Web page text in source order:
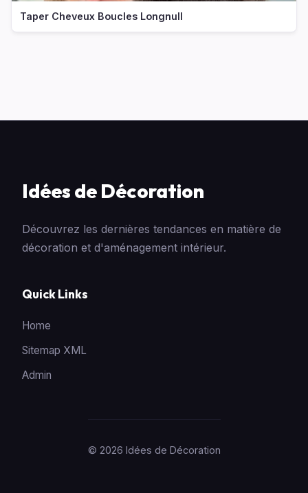
Taper Cheveux Boucles Longnull
Idées de Décoration
Découvrez les dernières tendances en matière de
décoration et d'aménagement intérieur.
Quick Links
Home
Sitemap XML
Admin
© 2026 Idées de Décoration